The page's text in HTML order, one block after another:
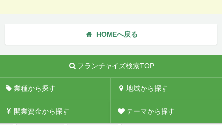
HOMEへ戻る
フランチャイズ検索TOP
業種から探す 地域から探す
開業資金から探す テーマから探す